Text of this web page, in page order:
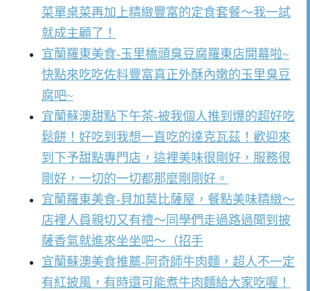
菜單桌菜再加上精緻豐富的定食套餐～我一試
就成主顧了！
宜蘭羅東美食-玉里橋頭臭豆腐羅東店開幕啦~
快點來吃吃佐料豐富真正外酥內嫩的玉里臭豆
腐吧~
宜蘭蘇澳甜點下午茶-被我個人推到爆的超好吃
鬆餅！好吃到我想一直吃的達克瓦茲！歡迎來
到下予甜點專門店，這裡美味很剛好，服務很
剛好，一切的一切都那麼剛剛好。
宜蘭羅東美食-貝加莫比薩屋，餐點美味精緻～
店裡人員親切又有禮～同學們走過路過聞到披
薩香氣就進來坐坐吧～（招手
宜蘭蘇澳美食推薦-阿奇師牛肉麵，超人不一定
有紅披風，有時還可能煮牛肉麵給大家吃喔！